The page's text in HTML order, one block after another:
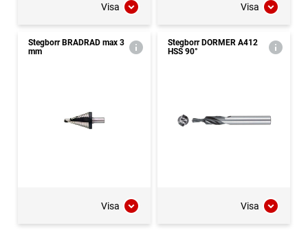
Visa Visa
Stegborr BRADRAD max 3
mm
Visa
Stegborr DORMER A412
HSS 90°
Visa